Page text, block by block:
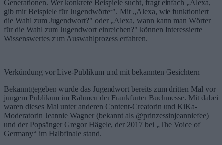
Generationen. Wer konkrete Beispiele sucht, fragt einfach „Alexa,
gib mir Beispiele für Jugendwörter". Mit „Alexa, wie funktioniert
die Wahl zum Jugendwort?" oder „Alexa, wann kann man Wörter
für die Wahl zum Jugendwort einreichen?" können Interessierte
Wissenswertes zum Auswahlprozess erfahren.
Verkündung vor Live-Publikum und mit bekannten Gesichtern
Bekanntgegeben wurde das Jugendwort bereits zum dritten Mal vor
jungem Publikum im Rahmen der Frankfurter Buchmesse. Mit dabei
waren dieses Mal unter anderen Content-Creatorin und KiKa-
Moderatorin Jeannie Wagner (bekannt als @prinzessinjeanniefee)
und der Popsänger Gregor Hägele, der 2017 bei „The Voice of
Germany“ im Halbfinale stand.